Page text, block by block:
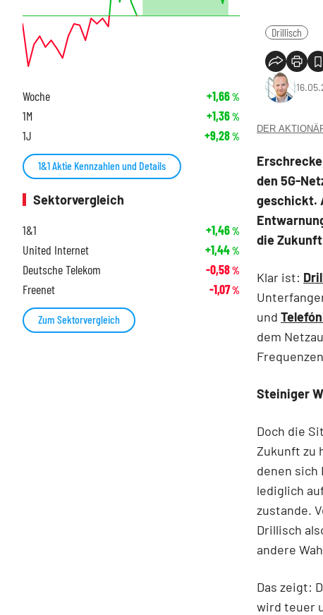
Drillisch
DER
den 5G-
geschickt.
die
Klar ist:
und
dem
Steiniger
Doch die
Zukunft zu
denen sich
lediglich
zustande.
Drillisch
andere
Das zeigt:
wird teuer
Woche +1,66%
1M +1,36%
1J +9,28%
1&1 Aktie Kennzahlen und Details
Sektorvergleich
1&1
+1,46%
United Internet +1,44%
Deutsche Telekom -0,58%
Freenet -1,07%
Zum Sektorvergleich